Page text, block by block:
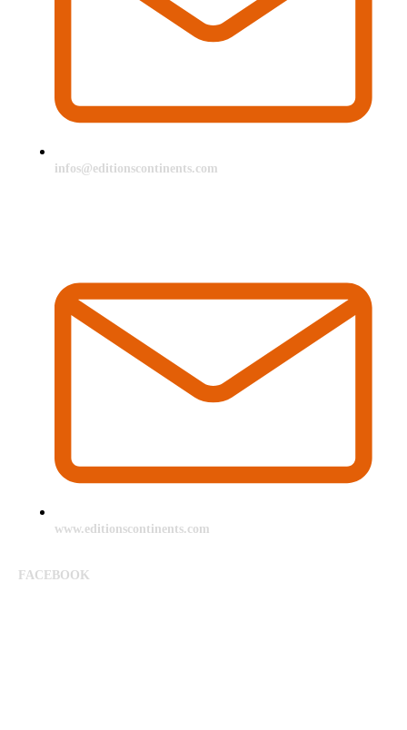
infos@editionscontinents.com
www.editionscontinents.com
FACEBOOK